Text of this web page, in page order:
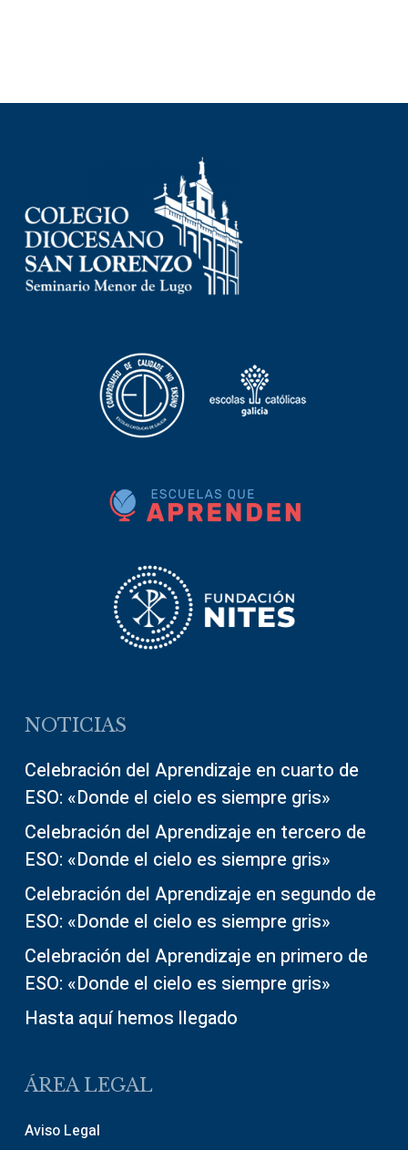
NOTICIAS
Celebración del Aprendizaje en cuarto de
ESO: «Donde el cielo es siempre gris»
Celebración del Aprendizaje en tercero de
ESO: «Donde el cielo es siempre gris»
Celebración del Aprendizaje en segundo de
ESO: «Donde el cielo es siempre gris»
Celebración del Aprendizaje en primero de
ESO: «Donde el cielo es siempre gris»
Hasta aquí hemos llegado
ÁREA LEGAL
Aviso Legal